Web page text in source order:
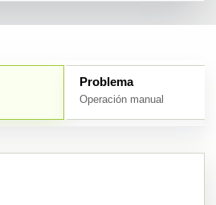
Problema
Operación manual